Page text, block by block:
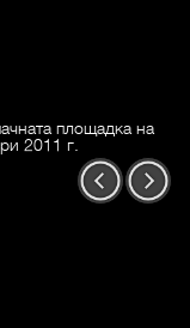
площадка на
2011 г.